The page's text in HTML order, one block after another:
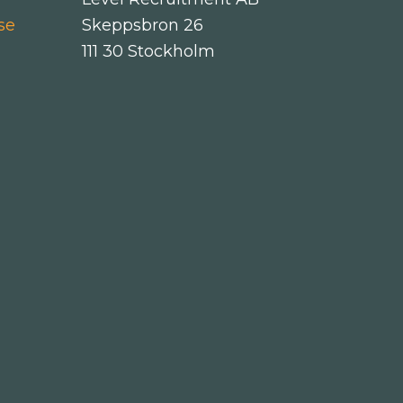
Skeppsbron 26
111 30 Stockholm